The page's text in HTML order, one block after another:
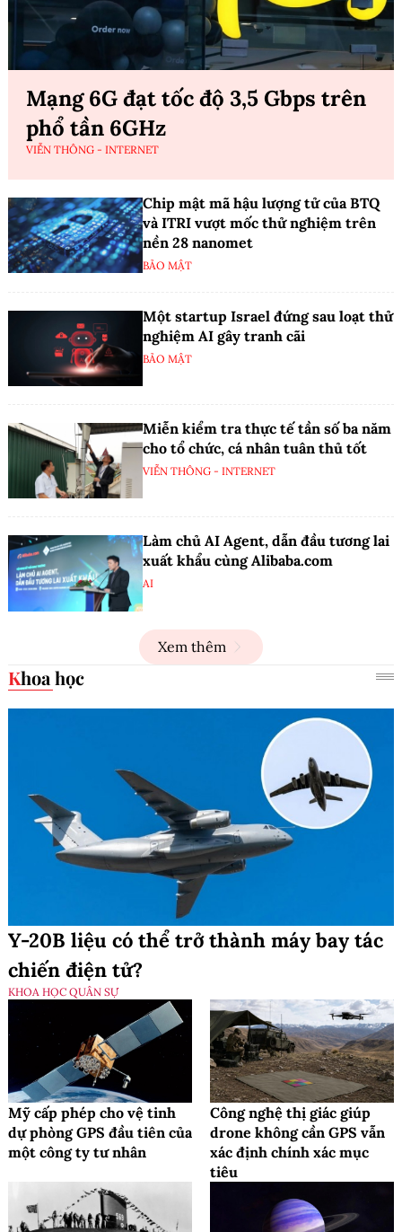
Mạng 6G đạt tốc độ 3,5 Gbps trên
phổ tần 6GHz
VIỄN THÔNG - INTERNET
Chip mật mã hậu lượng tử của BTQ
và ITRI vượt mốc thử nghiệm trên
nền 28 nanomet
BẢO MẬT
Một startup Israel đứng sau loạt thử
nghiệm AI gây tranh cãi
BẢO MẬT
Miễn kiểm tra thực tế tần số ba năm
cho tổ chức, cá nhân tuân thủ tốt
VIỄN THÔNG - INTERNET
Làm chủ AI Agent, dẫn đầu tương lai
xuất khẩu cùng Alibaba.com
AI
Xem thêm
Khoa học
Y-20B liệu có thể trở thành máy bay tác
chiến điện tử?
KHOA HỌC QUÂN SỰ
Mỹ cấp phép cho vệ tinh
dự phòng GPS đầu tiên của
một công ty tư nhân
Công nghệ thị giác giúp
drone không cần GPS vẫn
xác định chính xác mục
tiêu